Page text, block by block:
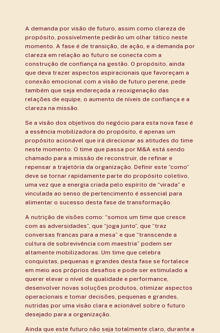
A demanda por visão de futuro, assim como clareza de
propósito, possivelmente pedirão um olhar tático neste
momento. A fase é de transição, de ação, e a demanda por
clareza em relação ao futuro se conecta com a
construção de confiança na gestão. O propósito, ainda
que deva trazer aspectos aspiracionais que favoreçam a
conexão emocional com a visão de futuro perene, pede
também que seja endereçada a reoxigenação das
relações de equipe, o aumento de níveis de confiança e a
clareza na missão.
Se a visão dos objetivos do negócio para esta nova fase é
a essência mobilizadora do propósito, é apenas um
propósito acionável que irá direcionar as atitudes do time
neste momento. O time que passa por M&A está sendo
chamado para a missão de reconstruir, de refinar e
repensar a trajetória da organização. Definir este “como”
deve se tornar rapidamente parte do propósito coletivo,
uma vez que a energia criada pelo espírito de “virada” e
vinculada ao senso de pertencimento é essencial para
alimentar o sucesso desta fase de transformação.
A nutrição de visões como: “somos um time que cresce
com as adversidades”, que “joga junto”, que “traz
conversas francas para a mesa” e que “transcende a
cultura de sobrevivência com maestria” podem ser
altamente mobilizadoras. Um time que celebra
conquistas, pequenas e grandes desta fase se fortalece
em meio aos próprios desafios e pode ser estimulado a
querer elevar o nível de qualidade e performance,
desenvolver novas soluções produtos, otimizar aspectos
operacionais e tomar decisões, pequenas e grandes,
nutridas por uma visão clara e acionável sobre o futuro
desejado para a organização.
Ainda que este futuro não seja totalmente claro, durante a